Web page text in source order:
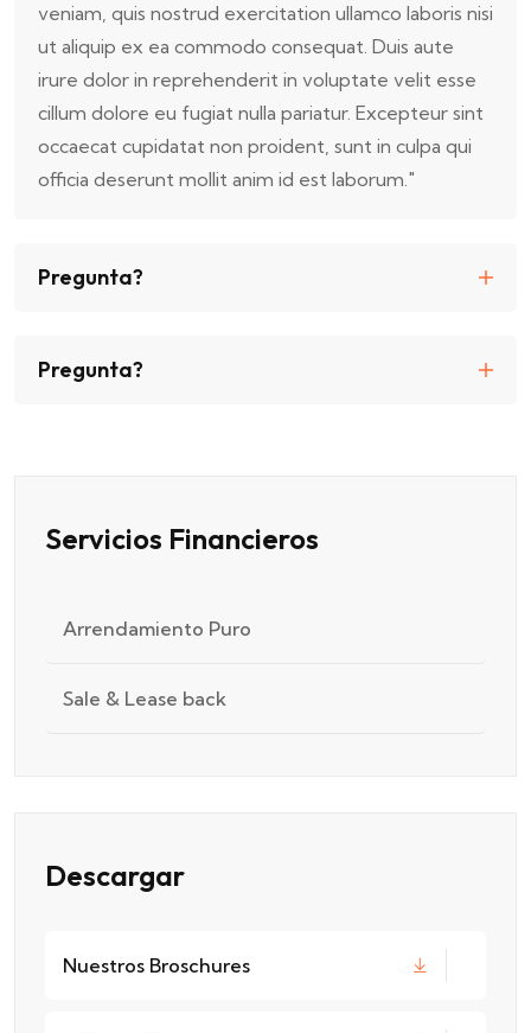
veniam, quis nostrud exercitation ullamco laboris nisi
ut aliquip ex ea commodo consequat. Duis aute
irure dolor in reprehenderit in voluptate velit esse
cillum dolore eu fugiat nulla pariatur. Excepteur sint
occaecat cupidatat non proident, sunt in culpa qui
officia deserunt mollit anim id est laborum."
Pregunta?
Pregunta?
Servicios Financieros
Arrendamiento Puro
Sale & Lease back
Descargar
Nuestros Broschures